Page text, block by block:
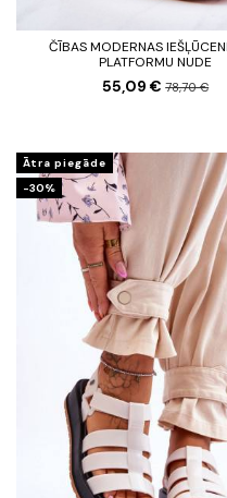
ČĪBAS MODERNAS
PLATFORMU NUDE
55,09 €78,70 €
Ātra piegāde
-30%